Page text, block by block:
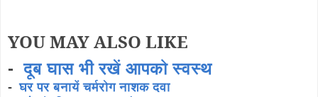
YOU MAY ALSO LIKE
-दूब घास भी रखें आपको स्वस्थ
-घर पर बनायें चर्मरोग नाशक दवा